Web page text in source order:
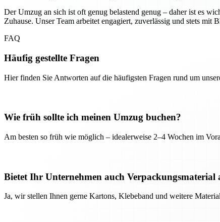
Der Umzug an sich ist oft genug belastend genug – daher ist es
Zuhause. Unser Team arbeitet engagiert, zuverlässig und stets
FAQ
Häufig gestellte Fragen
Hier finden Sie Antworten auf die häufigsten Fragen rund um
Wie früh sollte ich meinen Umzug buchen?
Am besten so früh wie möglich – idealerweise 2–4 Wochen im
Bietet Ihr Unternehmen auch Verpackungsmaterial
Ja, wir stellen Ihnen gerne Kartons, Klebeband und weitere